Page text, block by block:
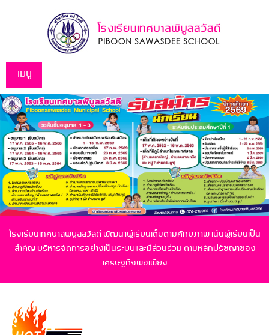
เมนู
โรงเรียนเทศบาลพิบูลสวัสดี พัฒนาผู้เรียนเต็มตามศักยภาพ เน้นผู้เรียนเป็น
สำคัญบริหารจัดการอย่างเป็นระบบและมีส่วนร่วม ตามหลักปรัชญาของ
เศรษฐกิจพอเพียง